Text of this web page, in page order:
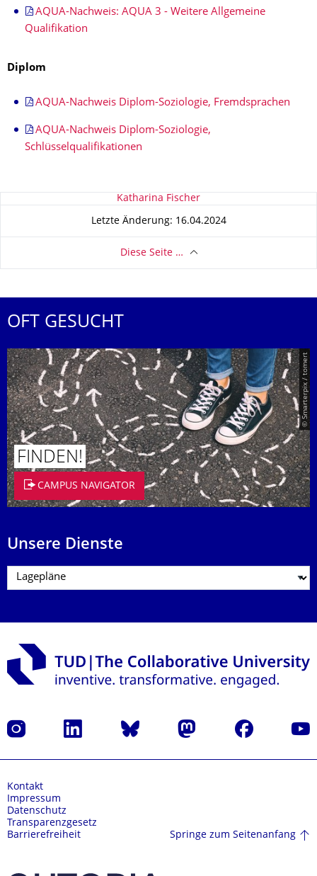
AQUA-Nachweis: AQUA 3 - Weitere Allgemeine
Qualifikation
Diplom
AQUA-Nachweis Diplom-Soziologie, Fremdsprachen
AQUA-Nachweis Diplom-Soziologie,
Schlüsselqualifikationen
Zu dieser Seite Katharina Fischer
Letzte Änderung: 16.04.2024
Diese Seite …
OFT GESUCHT
© Smarterpix / tomert
FINDEN!
CAMPUS NAVIGATOR
Unsere Dienste
Instagram LinkedIn Bluesky Mastodon Facebook
Kontakt
Impressum
Datenschutz
Transparenzgesetz
Barrierefreiheit
Springe zum Seitenanfang